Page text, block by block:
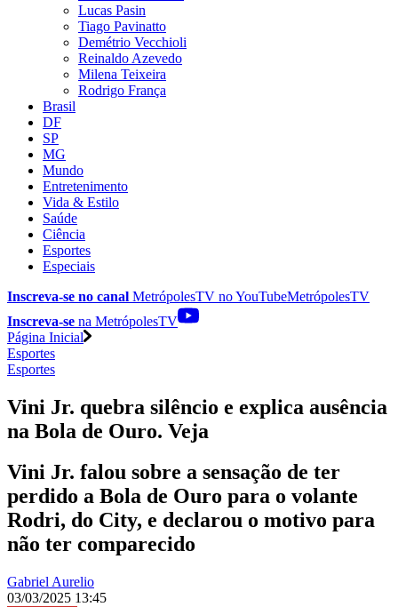
Lucas Pasin
Tiago Pavinatto
Demétrio Vecchioli
Reinaldo Azevedo
Milena Teixeira
Rodrigo França
Brasil
DF
SP
MG
Mundo
Entretenimento
Vida & Estilo
Saúde
Ciência
Esportes
Especiais
Inscreva-se no canal MetrópolesTV noYouTubeMetrópolesTV
Inscreva-se na MetrópolesTV
Página Inicial
Esportes
Esportes
Vini Jr. quebra silêncio e explica ausência
na Bola de Ouro. Veja
Vini Jr. falou sobre a sensação de ter
perdido a Bola de Ouro para o volante
Rodri, do City, e declarou o motivo para
não ter comparecido
Gabriel Aurelio
03/03/2025 13:45